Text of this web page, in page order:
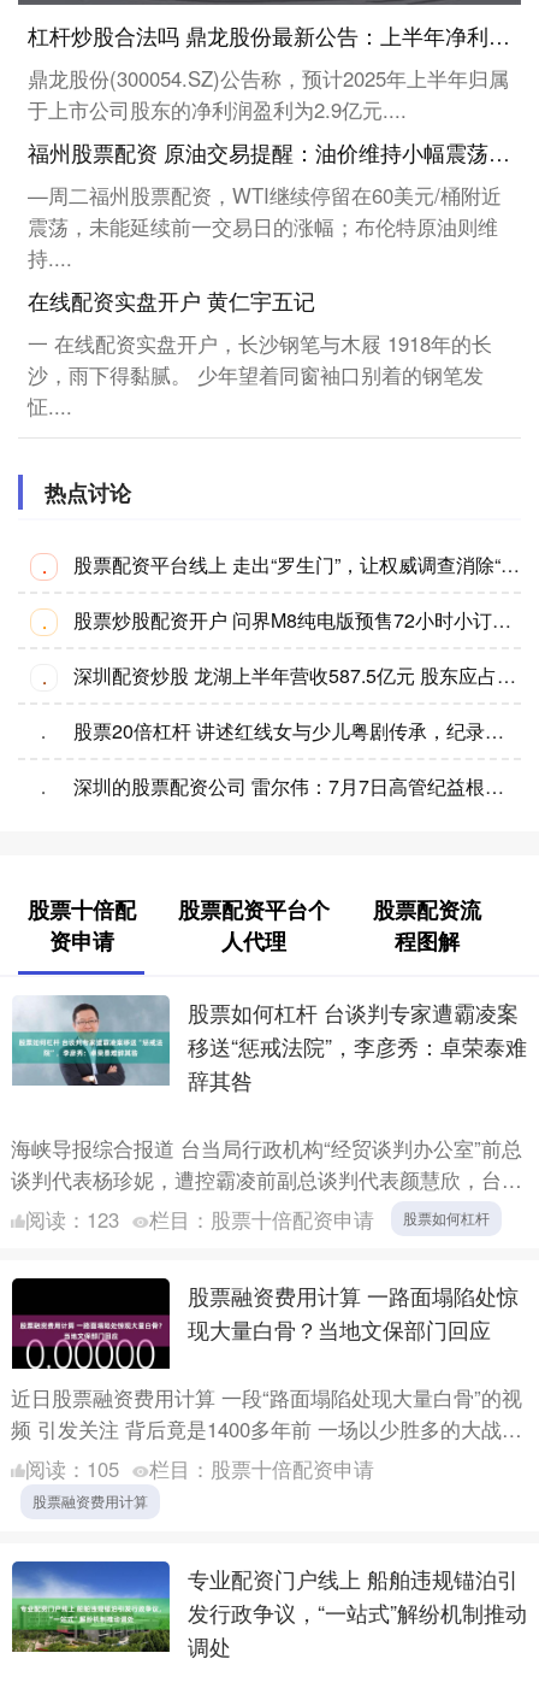
杠杆炒股合法吗 鼎龙股份最新公告：上半年净利润预计同比增长33%-47% 半导体材料业务及集成电路芯片设计和应用业务增长
鼎龙股份(300054.SZ)公告称，预计2025年上半年归属
于上市公司股东的净利润盈利为2.9亿元....
福州股票配资 原油交易提醒：油价维持小幅震荡，等待OPEC与IEA集中发布报告之后的方向选择
—周二福州股票配资，WTI继续停留在60美元/桶附近
震荡，未能延续前一交易日的涨幅；布伦特原油则维
持....
在线配资实盘开户 黄仁宇五记
一 在线配资实盘开户，长沙钢笔与木屐 1918年的长
沙，雨下得黏腻。 少年望着同窗袖口别着的钢笔发
怔....
热点讨论
· 股票配资平台线上 走出“罗生门”，让权威调查消除“甲酰胺疑云”
· 股票炒股配资开户 问界M8纯电版预售72小时小订突破1.5万台 将于8月上市
· 深圳配资炒股 龙湖上半年营收587.5亿元 股东应占溢利32.2亿元
· 股票20倍杠杆 讲述红线女与少儿粤剧传承，纪录电影《西关女人》荔湾首映
· 深圳的股票配资公司 雷尔伟：7月7日高管纪益根减持股份合计10000股
股票十倍配
资申请
股票配资平台个
人代理
股票配资流
程图解
股票如何杠杆 台谈判专家遭霸凌案
移送“惩戒法院”，李彦秀：卓荣泰难
辞其咎
海峡导报综合报道 台当局行政机构“经贸谈判办公室”前总
谈判代表杨珍妮，遭控霸凌前副总谈判代表颜慧欣，台监
察机构29日弹劾杨珍妮。国民党民代李彦秀说，台行政机
阅读： 123 栏目： 股票十倍配资申请 股票如何杠杆
股票融资费用计算 一路面塌陷处惊
现大量白骨？当地文保部门回应
近日股票融资费用计算 一段“路面塌陷处现大量白骨”的视
频 引发关注 背后竟是1400多年前 一场以少胜多的大战
事情发生在 山西省运城市稷山县 记者从该县文物保....
阅读： 105 栏目： 股票十倍配资申请
股票融资费用计算
专业配资门户线上 船舶违规锚泊引
发行政争议，“一站式”解纷机制推动
调处